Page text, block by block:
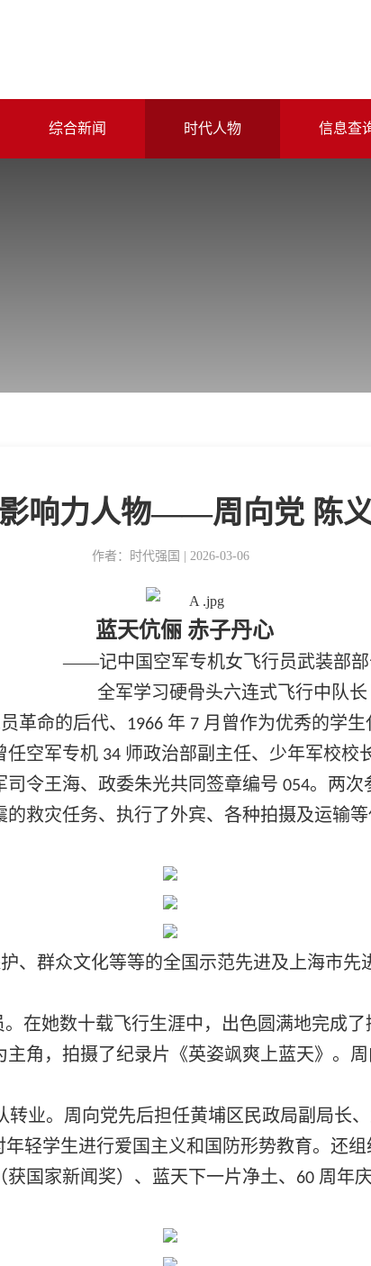
综合新闻 时代人物 信息查
响力人物——周向党 陈
作者：时代强国 | 2026-03-06
蓝天伉俪 赤子丹心
国空军专机女飞行员武装部部长
学习硬骨头六连式飞行中队长
革命的后代、
1966 年 7 月曾作为优秀的学
任空军专机 34 师政治部副主任、少年军校校
令王海、政委朱光共同签章编号 054。两次
救灾任务、执行了外宾、各种拍摄及运输
、群众文化等等的全国示范先进及上海市
在她数十载飞行生涯中，出色圆满地完成
角，拍摄了纪录片《英姿飒爽上蓝天》。
业。周向党先后担任黄埔区民政局副局长
轻学生进行爱国主义和国防形势教育。还
国家新闻奖）、蓝天下一片净土、 60 周年